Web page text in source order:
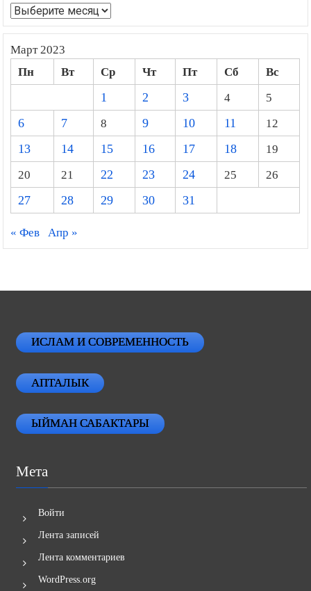
Архивы
Март 2023
Пн Вт Ср Чт Пт Сб
Вс
1
2 3 4
5
6
7 8 9 10 11
12
13
14 15 16 17 18
19
20
21 22 23 24 25
26
27
28 29 30 31
« Фев Апр »
ИСЛАМ И СОВРЕМЕННОСТЬ
АПТАЛЫК
ЫЙМАН САБАКТАРЫ
Мета
Войти
Лента записей
Лента комментариев
WordPress.org